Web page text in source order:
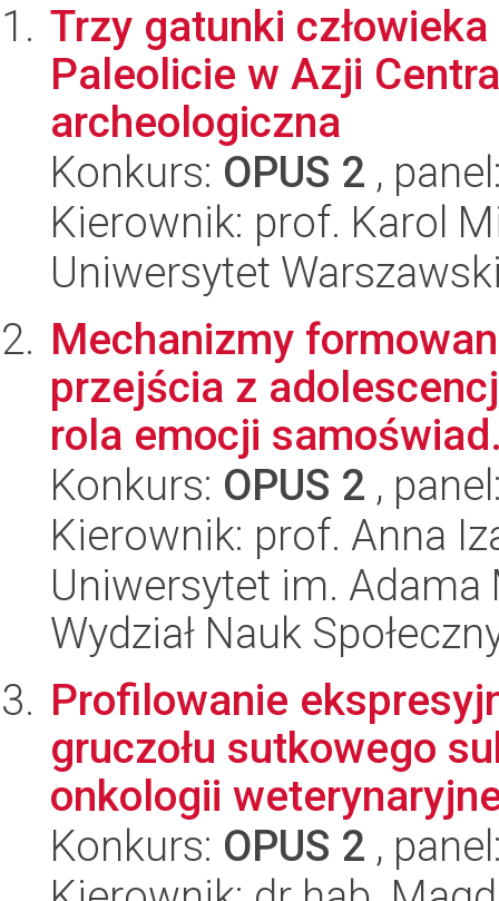
Trzy gatunki
Paleolicie w Azji
archeologiczna
Konkurs: OPUS 2 ,
Kierownik: prof. Karol
Uniwersytet
Mechanizmy
przejścia z
rola emocji
Konkurs: OPUS 2 ,
Kierownik: prof. Anna
Uniwersytet im.
Wydział Nauk
Profilowanie
gruczołu sutkowego
onkologii
Konkurs: OPUS 2 ,